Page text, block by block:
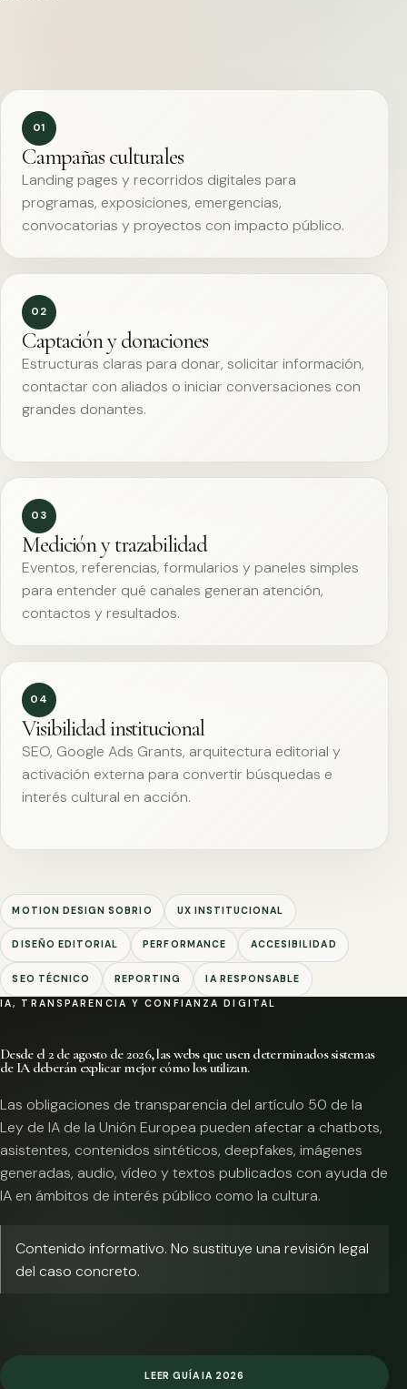
01
Campañas culturales
Landing pages y recorridos digitales para
programas, exposiciones, emergencias,
convocatorias y proyectos con impacto público.
02
Captación y donaciones
Estructuras claras para donar, solicitar información,
contactar con aliados o iniciar conversaciones con
grandes donantes.
03
Medición y trazabilidad
Eventos, referencias, formularios y paneles simples
para entender qué canales generan atención,
contactos y resultados.
04
Visibilidad institucional
SEO, Google Ads Grants, arquitectura editorial y
activación externa para convertir búsquedas e
interés cultural en acción.
MOTION DESIGN SOBRIO UX INSTITUCIONAL
DISEÑO EDITORIAL PERFORMANCE ACCESIBILIDAD
SEO TÉCNICO REPORTING IA RESPONSABLE
IA, TRANSPARENCIA Y CONFIANZA DIGITAL
Desde el 2 de agosto de 2026, las webs que usen determinados sistemas
de IA deberán explicar mejor cómo los utilizan.
Las obligaciones de transparencia del artículo 50 de la
Ley de IA de la Unión Europea pueden afectar a chatbots,
asistentes, contenidos sintéticos, deepfakes, imágenes
generadas, audio, vídeo y textos publicados con ayuda de
IA en ámbitos de interés público como la cultura.
Contenido informativo. No sustituye una revisión legal
del caso concreto.
LEER GUÍA IA 2026